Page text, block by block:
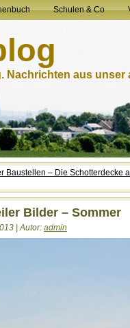
Schulen & Co
Nachrichten aus unser
Baustellen – Die Schotterdecke
Bilder – Sommer
| Autor: admin